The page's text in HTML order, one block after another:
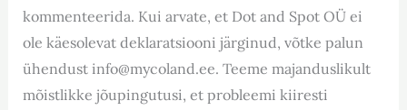
kommenteerida. Kui arvate, et Dot and Spot OÜ ei
ole käesolevat deklaratsiooni järginud, võtke palun
ühendust info@mycoland.ee. Teeme majanduslikult
mõistlikke jõupingutusi, et probleemi kiiresti